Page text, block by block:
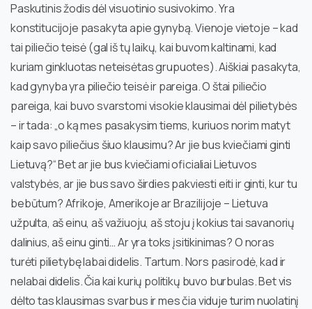
Paskutinis žodis dėl visuotinio susivokimo. Yra
konstitucijoje pasakyta apie gynybą. Vienoje vietoje – kad
tai piliečio teisė (gal iš tų laikų, kai buvom kaltinami, kad
kuriam ginkluotas neteisėtas grupuotes). Aiškiai pasakyta,
kad gynyba yra piliečio teisė ir pareiga. O štai piliečio
pareiga, kai buvo svarstomi visokie klausimai dėl pilietybės
– ir tada: „o ką mes pasakysim tiems, kuriuos norim matyt
kaip savo piliečius šiuo klausimu? Ar jie bus kviečiami ginti
Lietuvą?“ Bet ar jie bus kviečiami oficialiai Lietuvos
valstybės, ar jie bus savo širdies pakviesti eiti ir ginti, kur tu
bebūtum? Afrikoje, Amerikoje ar Brazilijoje – Lietuva
užpulta, aš einu, aš važiuoju, aš stoju į kokius tai savanorių
dalinius, aš einu ginti… Ar yra toks įsitikinimas? O noras
turėti pilietybę labai didelis. Tartum. Nors pasirodė, kad ir
nelabai didelis. Čia kai kurių politikų buvo burbulas. Bet vis
dėlto tas klausimas svarbus ir mes čia viduje turim nuolatinį